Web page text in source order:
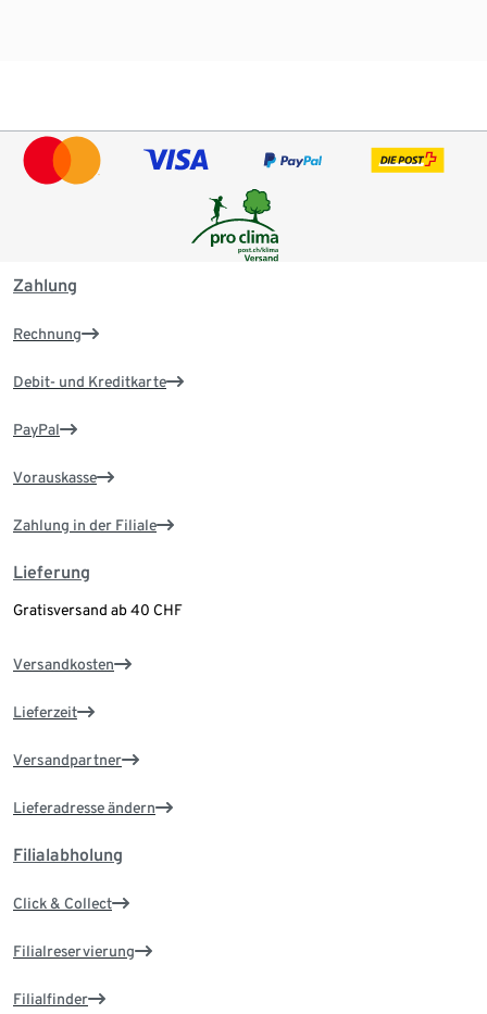
Zahlung
Rechnung
Debit- und Kreditkarte
PayPal
Vorauskasse
Zahlung in der Filiale
Lieferung
Gratisversand ab 40 CHF
Versandkosten
Lieferzeit
Versandpartner
Lieferadresse ändern
Filialabholung
Click & Collect
Filialreservierung
Filialfinder